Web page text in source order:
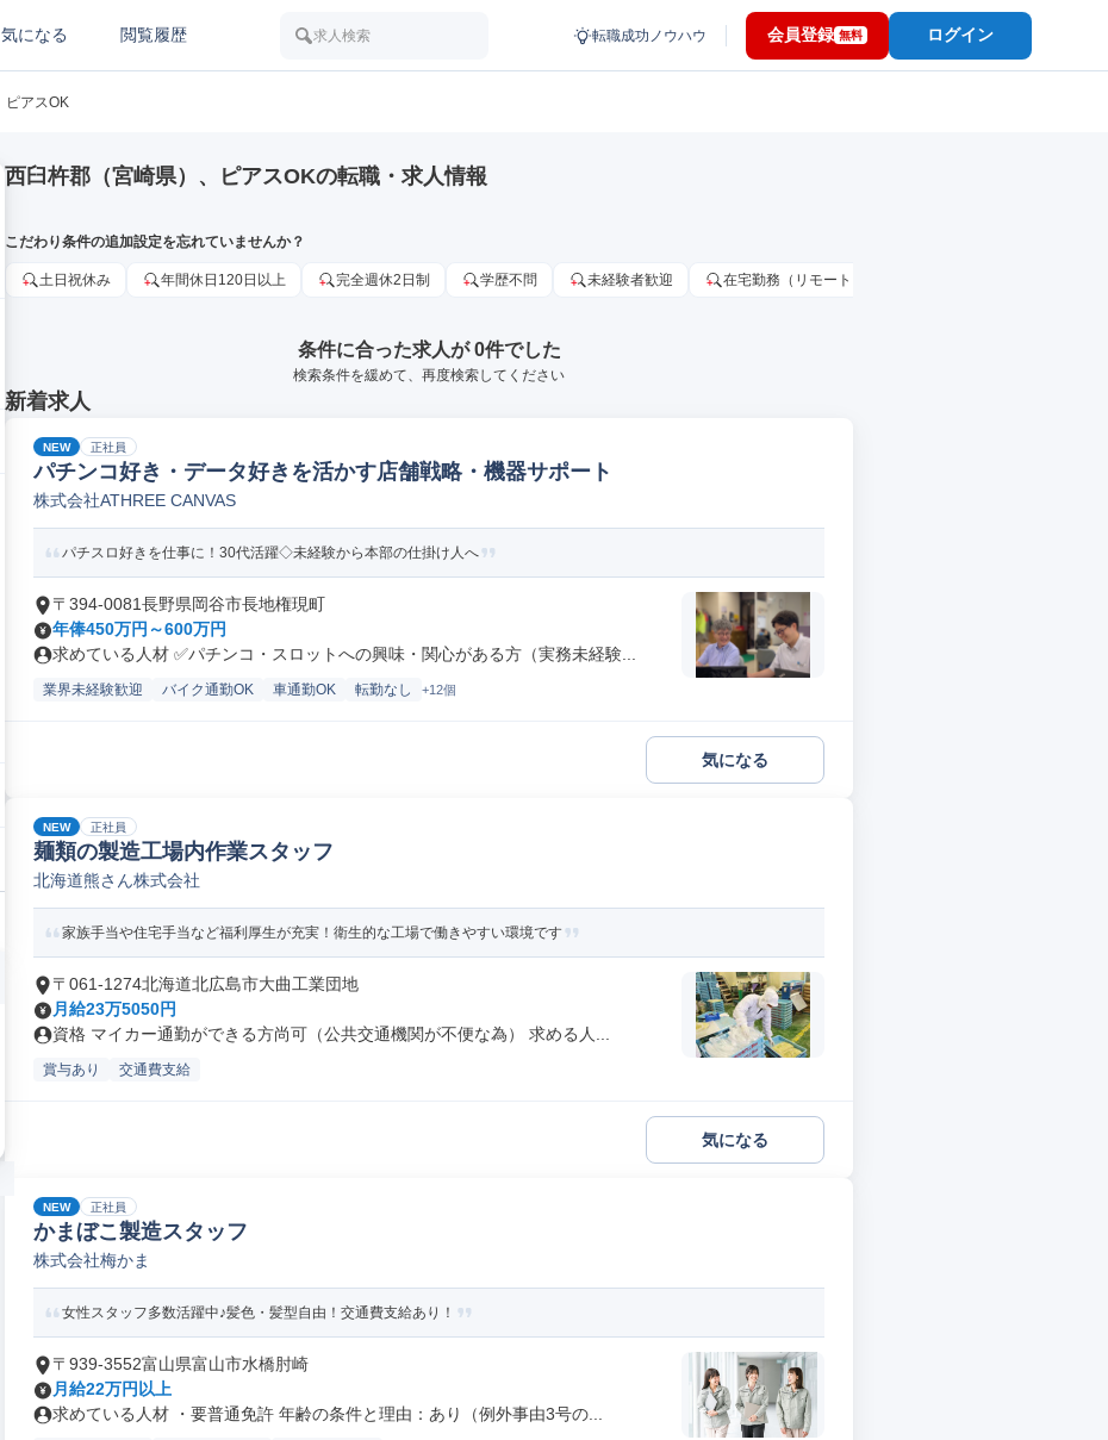
気になる 閲覧履歴 求人検索 転職成功ノウハウ 会員登録 無料 ログイン
ピアスOK
西臼杵郡（宮崎県）、ピアスOKの転職・求人情報
こだわり条件の追加設定を忘れていませんか？
土日祝休み 年間休日120日以上 完全週休2日制 学歴不問 未経験者歓迎 在宅勤務（リモートワーク）OK
条件に合った求人が 0件でした
検索条件を緩めて、再度検索してください
新着求人
NEW 正社員
パチンコ好き・データ好きを活かす店舗戦略・機器サポート
株式会社ATHREE CANVAS
パチスロ好きを仕事に！30代活躍◇未経験から本部の仕掛け人へ
〒394-0081長野県岡谷市長地権現町
年俸450万円～600万円
求めている人材 ✅パチンコ・スロットへの興味・関心がある方（実務未経験...
業界未経験歓迎 バイク通勤OK 車通勤OK 転勤なし +12個
気になる
NEW 正社員
麺類の製造工場内作業スタッフ
北海道熊さん株式会社
家族手当や住宅手当など福利厚生が充実！衛生的な工場で働きやすい環境です
〒061-1274北海道北広島市大曲工業団地
月給23万5050円
資格 マイカー通勤ができる方尚可（公共交通機関が不便な為） 求める人...
賞与あり 交通費支給
気になる
NEW 正社員
かまぼこ製造スタッフ
株式会社梅かま
女性スタッフ多数活躍中♪髪色・髪型自由！交通費支給あり！
〒939-3552富山県富山市水橋肘崎
月給22万円以上
求めている人材 ・要普通免許 年齢の条件と理由：あり（例外事由3号の...